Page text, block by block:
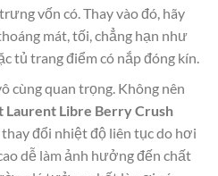
vốn có. Thay vào đó, hãy
mát, tối, chẳng hạn như
tủ trang điểm có nắp đóng kín.
cùng quan trọng. Không nên
Laurent Libre Berry Crush
đổi nhiệt độ liên tục do hơi
dễ làm ảnh hưởng đến chất